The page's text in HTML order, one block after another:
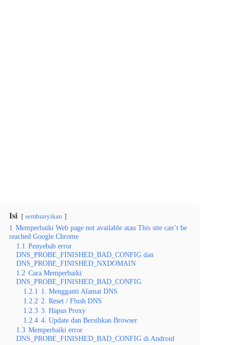
Isi sembunyikan
1 Memperbaiki Web page not available atau This site can’t be
reached Google Chrome
1.1 Penyebab error
DNS_PROBE_FINISHED_BAD_CONFIG dan
DNS_PROBE_FINISHED_NXDOMAIN
1.2 Cara Memperbaiki
DNS_PROBE_FINISHED_BAD_CONFIG
1.2.1 1. Mengganti Alamat DNS
1.2.2 2. Reset / Flush DNS
1.2.3 3. Hapus Proxy
1.2.4 4. Update dan Bersihkan Browser
1.3 Memperbaiki error
DNS_PROBE_FINISHED_BAD_CONFIG di Android